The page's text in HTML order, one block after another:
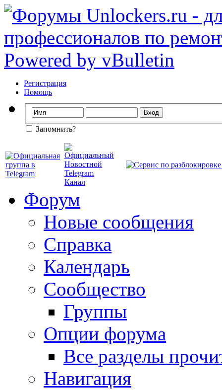
Регистрация
Помощь
Запомнить?
Форум
Новые сообщения
Справка
Календарь
Сообщество
Группы
Опции форума
Все разделы
Навигация